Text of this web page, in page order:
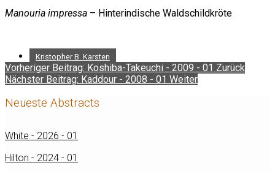
Manouria impressa – Hinterindische Waldschildkröte
Kristopher B. Karsten
Vorheriger Beitrag: Koshiba-Takeuchi - 2009 - 01 Zurück
Nächster Beitrag: Kaddour - 2008 - 01 Weiter
Neueste Abstracts
White - 2026 - 01
Hilton - 2024 - 01